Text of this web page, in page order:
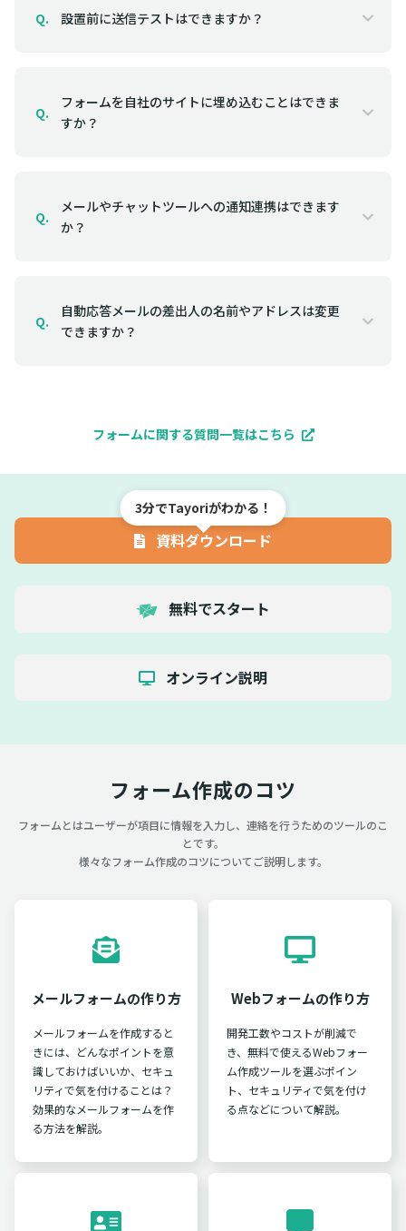
Q. 設置前に送信テストはできますか？
Q.
フォームを自社のサイトに埋め込むことはできま
すか？
Q.
メールやチャットツールへの通知連携はできます
か？
Q.
自動応答メールの差出人の名前やアドレスは変更
できますか？
フォームに関する質問一覧はこちら
3分でTayoriがわかる！
資料ダウンロード
無料でスタート
オンライン説明
フォーム作成のコツ
フォームとはユーザーが項目に情報を入力し、連絡を行うためのツールのこ
とです。
様々なフォーム作成のコツについてご説明します。
メールフォームの作り方
メールフォームを作成すると
きには、どんなポイントを意
識しておけばいいか、セキュ
リティで気を付けることは？
効果的なメールフォームを作
る方法を解説。
Webフォームの作り方
開発工数やコストが削減で
き、無料で使えるWebフォー
ム作成ツールを選ぶポイン
ト、セキュリティで気を付け
る点などについて解説。